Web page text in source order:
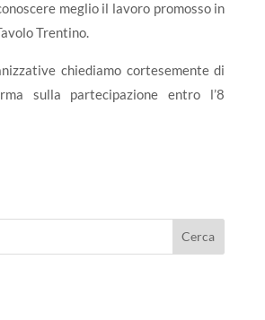
meglio il lavoro promosso in
Trentino.
chiediamo cortesemente di
sulla partecipazione entro l’8